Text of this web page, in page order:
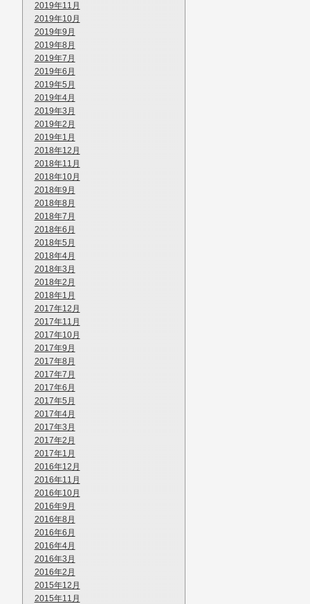
2019年11月
2019年10月
2019年9月
2019年8月
2019年7月
2019年6月
2019年5月
2019年4月
2019年3月
2019年2月
2019年1月
2018年12月
2018年11月
2018年10月
2018年9月
2018年8月
2018年7月
2018年6月
2018年5月
2018年4月
2018年3月
2018年2月
2018年1月
2017年12月
2017年11月
2017年10月
2017年9月
2017年8月
2017年7月
2017年6月
2017年5月
2017年4月
2017年3月
2017年2月
2017年1月
2016年12月
2016年11月
2016年10月
2016年9月
2016年8月
2016年6月
2016年4月
2016年3月
2016年2月
2015年12月
2015年11月